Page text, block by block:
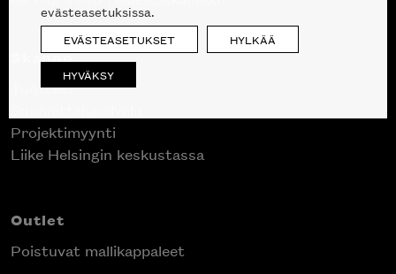
Skanno
Tuotteet
Projektimyynti
Liike Helsingin keskustassa
Outlet
Poistuvat mallikappaleet
evästeasetuksissa.
EVÄSTEASETUKSET HYLKÄÄ
HYVÄKSY